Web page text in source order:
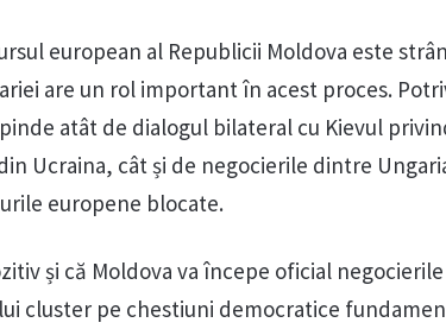
european al Republicii Moldova este
are un rol important în acest proces.
atât de dialogul bilateral cu Kievul
Ucraina, cât și de negocierile dintre
europene blocate.
și că Moldova va începe oficial
cluster pe chestiuni democratice